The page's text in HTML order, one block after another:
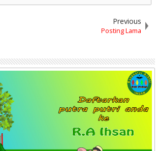
Previous
Posting Lama